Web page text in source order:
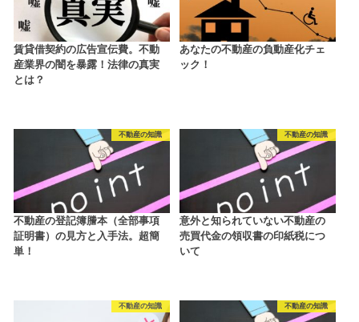
賃貸借契約の広告宣伝費。不動
産業界の闇を暴露！法律の真実
とは？
あなたの不動産の負動産化チェ
ック！
不動産の知識
不動産の登記簿謄本（全部事項
証明書）の見方と入手法。超簡
単！
不動産の知識
意外と知られていない不動産の
売買代金の領収書の印紙税につ
いて
不動産の知識 不動産の知識